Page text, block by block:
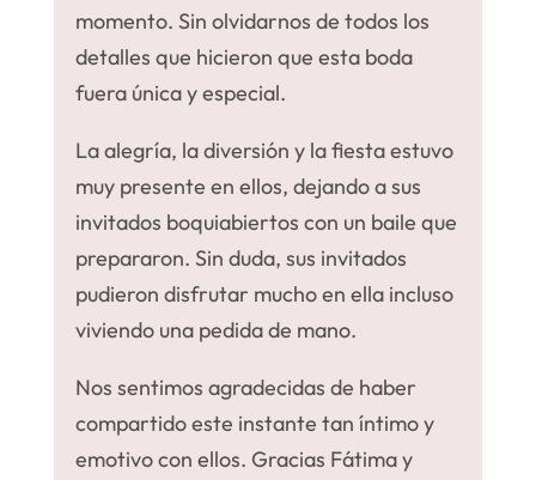
momento. Sin olvidarnos de todos los
detalles que hicieron que esta boda
fuera única y especial.
La alegría, la diversión y la fiesta estuvo
muy presente en ellos, dejando a sus
invitados boquiabiertos con un baile que
prepararon. Sin duda, sus invitados
pudieron disfrutar mucho en ella incluso
viviendo una pedida de mano.
Nos sentimos agradecidas de haber
compartido este instante tan íntimo y
emotivo con ellos. Gracias Fátima y